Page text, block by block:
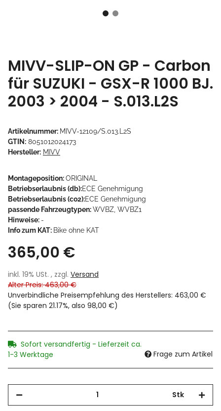
MIVV-SLIP-ON GP - Carbon
für SUZUKI - GSX-R 1000 BJ.
2003 > 2004 - S.013.L2S
Artikelnummer: MIVV-12109/S.013.L2S
GTIN: 8051012024173
Hersteller: MIVV
Montageposition:ORIGINAL
Betriebserlaubnis (db):ECE Genehmigung
Betriebserlaubnis (co2):ECE Genehmigung
passende Fahrzeugtypen:WVBZ, WVBZ1
Hinweise: -
Info zum KAT: Bike ohne KAT
365,00 €
inkl. 19% USt. , zzgl. Versand
Alter Preis: 463,00 €
Unverbindliche Preisempfehlung des Herstellers: 463,00 €
(Sie sparen 21.17%, also 98,00 €)
Sofort versandfertig - Lieferzeit ca.
1-3 Werktage
Frage zum Artikel
Stk